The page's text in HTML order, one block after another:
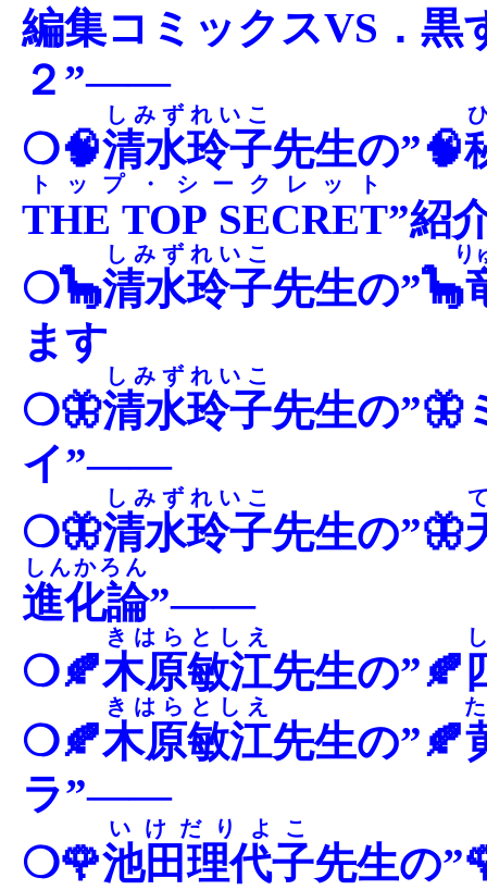
編集コミックスVS．黒
２”――
❍🧠清水玲子
しみずれいこ
先生の”🧠
THE TOP SECRET
トップ・シークレット
”紹
❍🦕清水玲子
しみずれいこ
先生の”🦕
り
ます
❍🦋清水玲子
しみずれいこ
先生の”🦋
イ”――
❍🦋清水玲子
しみずれいこ
先生の”🦋
進化論
しんかろん
”――
❍🍂木原敏江
きはらとしえ
先生の”🍂
❍🍂木原敏江
きはらとしえ
先生の”🍂
ラ”――
❍🌹池田理代子
いけだりよこ
先生の